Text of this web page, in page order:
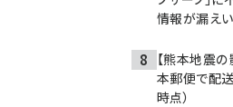
情報が漏え
【熊本地震の
本郵便で配
時点）